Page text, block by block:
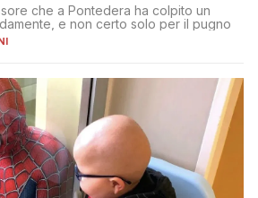
che a Pontedera ha colpito un
e non certo solo per il pugno